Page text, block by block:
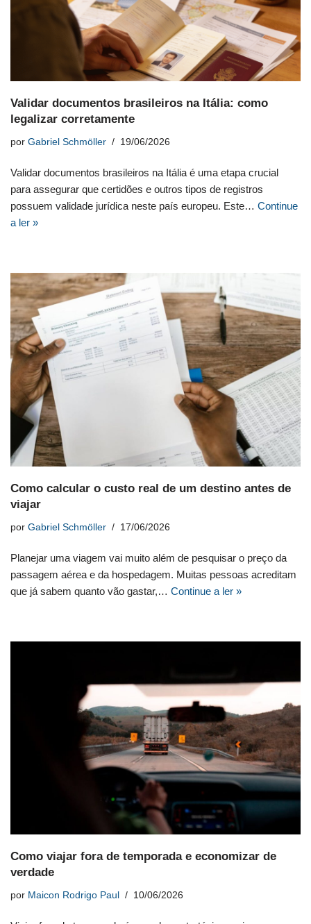
Validar documentos brasileiros na Itália: como
legalizar corretamente
por Gabriel Schmöller 19/06/2026
Validar documentos brasileiros na Itália é uma etapa crucial
para assegurar que certidões e outros tipos de registros
possuem validade jurídica neste país europeu. Este… Continue
a ler »
Como calcular o custo real de um destino antes de
viajar
por Gabriel Schmöller 17/06/2026
Planejar uma viagem vai muito além de pesquisar o preço da
passagem aérea e da hospedagem. Muitas pessoas acreditam
que já sabem quanto vão gastar,… Continue a ler »
Como viajar fora de temporada e economizar de
verdade
por Maicon Rodrigo Paul 10/06/2026